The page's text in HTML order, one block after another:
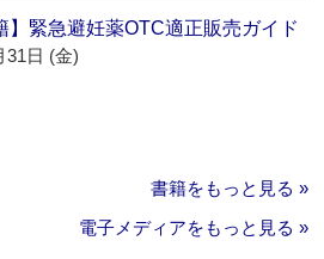
】緊急避妊薬OTC適正販売ガイド
31日 (金)
書籍をもっと見る »
電子メディアをもっと見る »